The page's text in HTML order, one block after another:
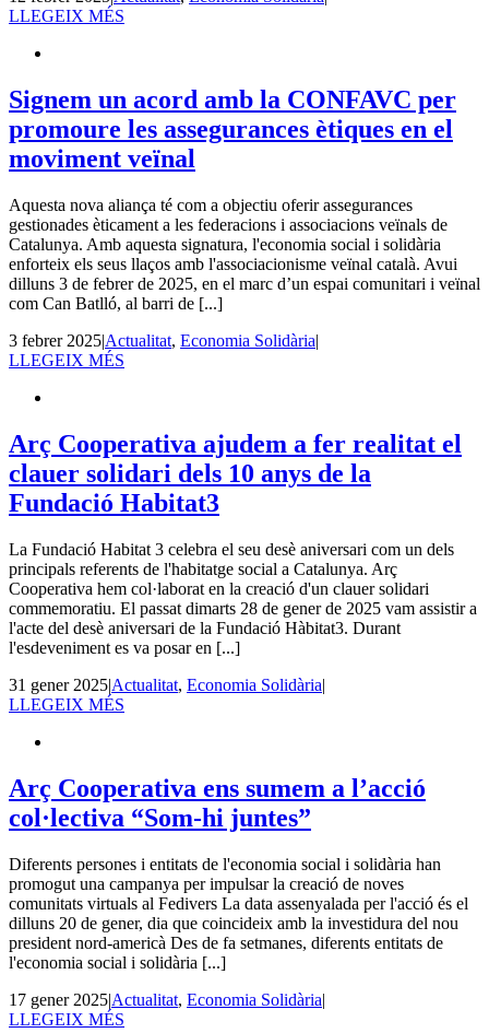
LLEGEIX MÉS
Signem un acord amb la CONFAVC per
promoure les assegurances ètiques en el
moviment veïnal
Aquesta nova aliança té com a objectiu oferir assegurances
gestionades èticament a les federacions i associacions veïnals de
Catalunya. Amb aquesta signatura, l'economia social i solidària
enforteix els seus llaços amb l'associacionisme veïnal català. Avui
dilluns 3 de febrer de 2025, en el marc d’un espai comunitari i veïnal
com Can Batlló, al barri de [...]
3 febrer 2025|Actualitat, Economia Solidària|
LLEGEIX MÉS
Arç Cooperativa ajudem a fer realitat el
clauer solidari dels 10 anys de la
Fundació Habitat3
La Fundació Habitat 3 celebra el seu desè aniversari com un dels
principals referents de l'habitatge social a Catalunya. Arç
Cooperativa hem col·laborat en la creació d'un clauer solidari
commemoratiu. El passat dimarts 28 de gener de 2025 vam assistir a
l'acte del desè aniversari de la Fundació Hàbitat3. Durant
l'esdeveniment es va posar en [...]
31 gener 2025|Actualitat, Economia Solidària|
LLEGEIX MÉS
Arç Cooperativa ens sumem a l’acció
col·lectiva “Som-hi juntes”
Diferents persones i entitats de l'economia social i solidària han
promogut una campanya per impulsar la creació de noves
comunitats virtuals al Fedivers La data assenyalada per l'acció és el
dilluns 20 de gener, dia que coincideix amb la investidura del nou
president nord-americà Des de fa setmanes, diferents entitats de
l'economia social i solidària [...]
17 gener 2025|Actualitat, Economia Solidària|
LLEGEIX MÉS